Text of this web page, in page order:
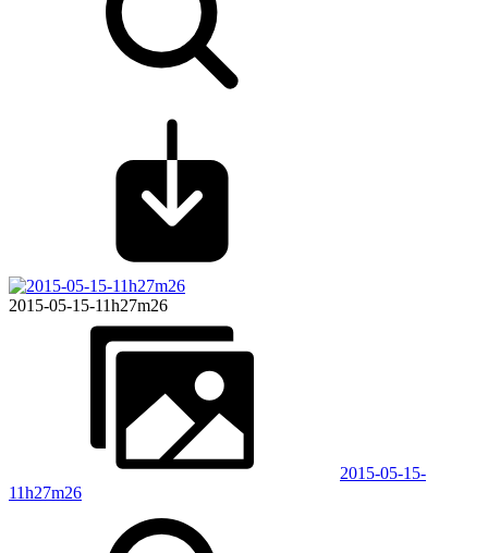
2015-05-15-11h27m26
2015-05-15-
11h27m26